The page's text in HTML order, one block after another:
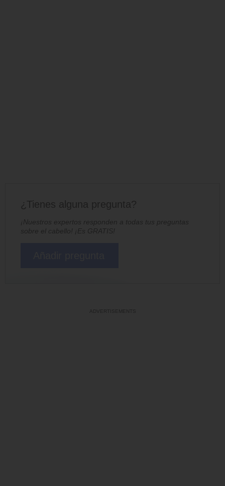
¿Tienes alguna pregunta?
¡Nuestros expertos responden a todas tus preguntas
sobre el cabello! ¡Es GRATIS!